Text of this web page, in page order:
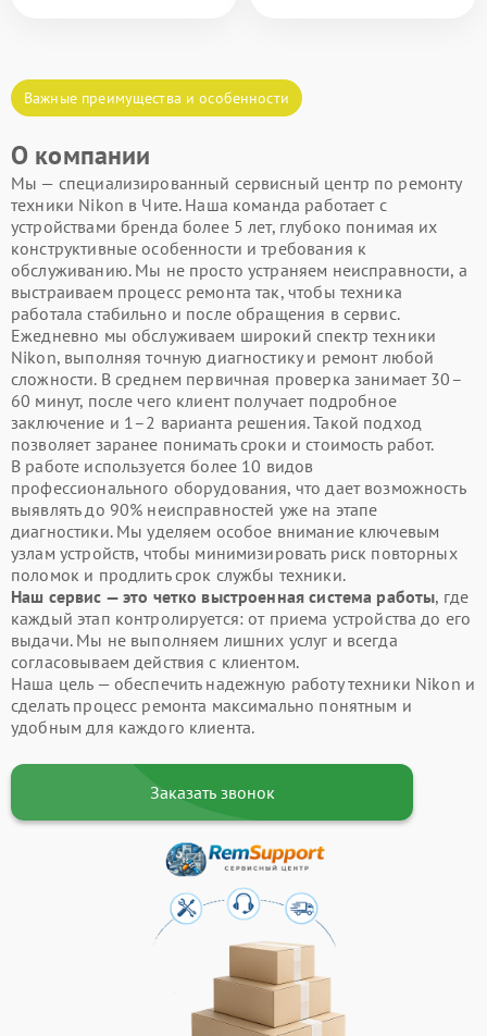
Важные преимущества и особенности
О компании
Мы — специализированный сервисный центр по ремонту
техники Nikon в Чите. Наша команда работает с
устройствами бренда более 5 лет, глубоко понимая их
конструктивные особенности и требования к
обслуживанию. Мы не просто устраняем неисправности, а
выстраиваем процесс ремонта так, чтобы техника
работала стабильно и после обращения в сервис.
Ежедневно мы обслуживаем широкий спектр техники
Nikon, выполняя точную диагностику и ремонт любой
сложности. В среднем первичная проверка занимает 30–
60 минут, после чего клиент получает подробное
заключение и 1–2 варианта решения. Такой подход
позволяет заранее понимать сроки и стоимость работ.
В работе используется более 10 видов
профессионального оборудования, что дает возможность
выявлять до 90% неисправностей уже на этапе
диагностики. Мы уделяем особое внимание ключевым
узлам устройств, чтобы минимизировать риск повторных
поломок и продлить срок службы техники.
Наш сервис — это четко выстроенная система работы, где
каждый этап контролируется: от приема устройства до его
выдачи. Мы не выполняем лишних услуг и всегда
согласовываем действия с клиентом.
Наша цель — обеспечить надежную работу техники Nikon и
сделать процесс ремонта максимально понятным и
удобным для каждого клиента.
Заказать звонок